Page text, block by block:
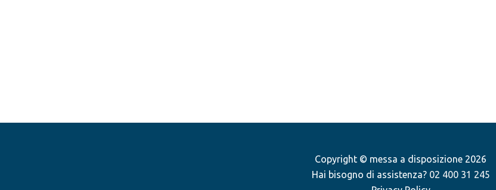
Copyright © messa a disposizione 2026
Hai bisogno di assistenza?02 400 31 245